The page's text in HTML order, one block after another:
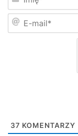
37 KOMENTARZY